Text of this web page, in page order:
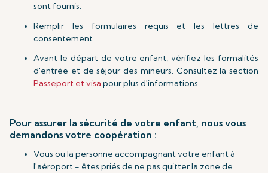
sont fournis.
Remplir les formulaires requis et les lettres de
consentement.
Avant le départ de votre enfant, vérifiez les formalités
d'entrée et de séjour des mineurs. Consultez la section
Passeport et visa pour plus d'informations.
Pour assurer la sécurité de votre enfant, nous vous
demandons votre coopération :
Vous ou la personne accompagnant votre enfant à
l'aéroport - êtes priés de ne pas quitter la zone de